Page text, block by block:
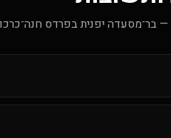
בר־מסעדה יפנית בפרדס